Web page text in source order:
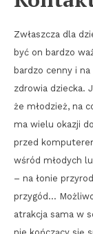
Zwłaszcza dla
być on bardzo
bardzo cenny i
zdrowia dziecka.
że młodzież, na
ma wielu okazji
przed
wśród młodych
– na łonie
przygód…
atrakcja sama w